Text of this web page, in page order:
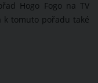
Hogo Fogo na TV
k tomuto pořadu také